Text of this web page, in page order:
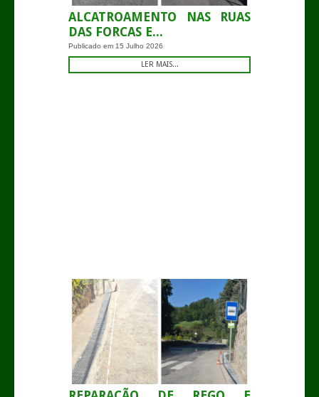
ALCATROAMENTO NAS RUAS
DAS FORCAS E...
Publicado em 15 Julho 2026
LER MAIS...